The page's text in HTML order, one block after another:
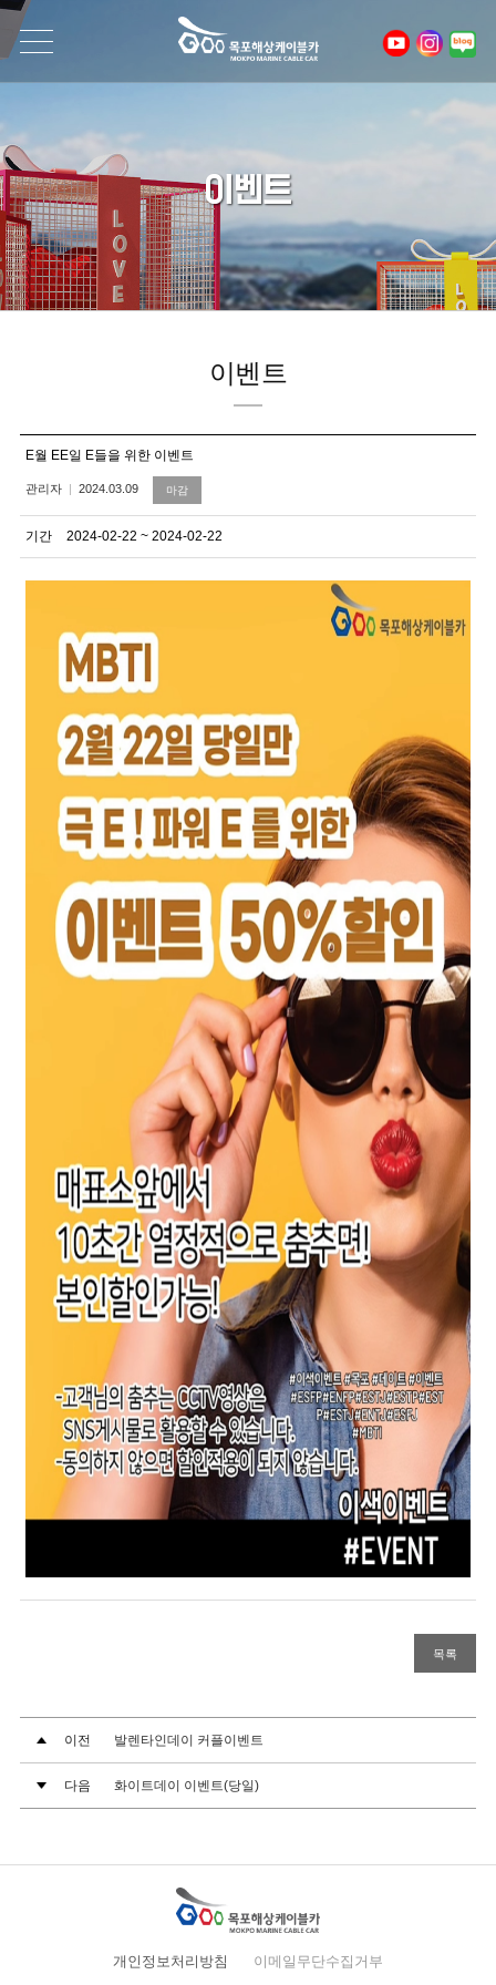
이벤트
이벤트
E월 EE일 E들을 위한 이벤트
관리자 2024.03.09 마감
기간 2024-02-22 ~ 2024-02-22
목록
이전 발렌타인데이 커플이벤트
다음 화이트데이 이벤트(당일)
개인정보처리방침 이메일무단수집거부